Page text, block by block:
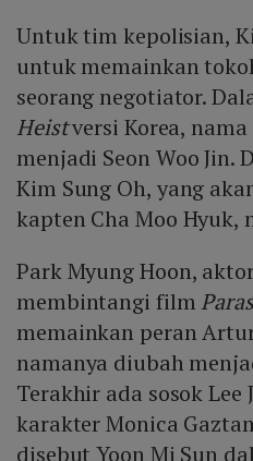
Untuk tim kepolisian,
untuk memainkan
seorang negotiator.
Heistversi Korea,
menjadi Seon Woo Jin.
Kim Sung Oh, yang
kapten Cha Moo Hyuk,
Park Myung Hoon,
membintangi film
memainkan peran
namanya diubah
Terakhir ada sosok Lee
karakter Monica
disebut Yoon Mi Sun